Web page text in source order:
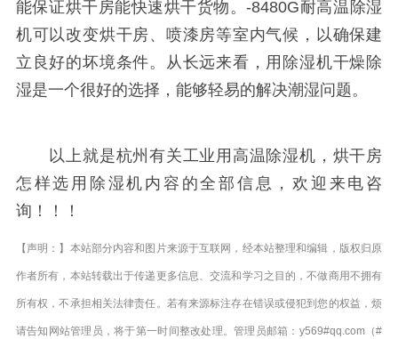
能保证烘干房能快速烘干货物。-8480G耐高温除湿
机可以改变烘干房、喷漆房等室内气候，以确保建
立良好的坏境条件。从长远来看，用除湿机干燥除
湿是一个很好的选择，能够轻易的解决潮湿问题。
以上就是杭州有关工业用高温除湿机，烘干房
怎样选用除湿机内容的全部信息，欢迎来电咨
询！！！
【声明：】本站部分内容和图片来源于互联网，经本站整理和编辑，版权归原
作者所有，本站转载出于传递更多信息、交流和学习之目的，不做商用不拥有
所有权，不承担相关法律责任。若有来源标注存在错误或侵犯到您的权益，烦
请告知网站管理员，将于第一时间整改处理。管理员邮箱：y569#qq.com（#